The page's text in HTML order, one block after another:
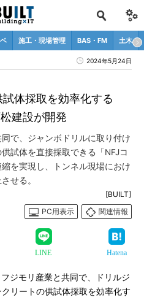
施工・現場管理 BAS・FM 土木
2024年5月24日
体採取を効率化する
建設が開発
で、ジャンボドリルに取り付け
試体を直接採取できる「NFJコ
を実現し、トンネル現場におけ
せる。
[BUILT]
PC用表示
関連情報
LINE Hatena
ジモリ産業と共同で、ドリルジ
リートの供試体採取を効率化す